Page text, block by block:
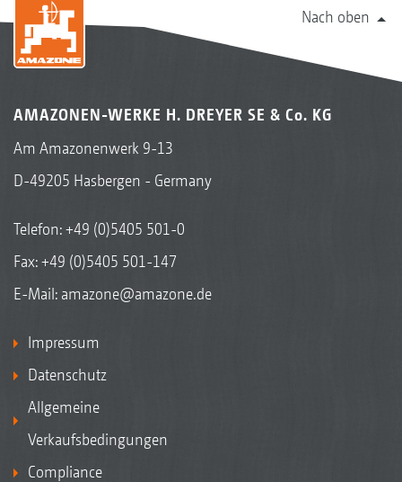
Nach oben
AMAZONEN-WERKE H. DREYER SE & Co. KG
Am Amazonenwerk 9-13
D-49205 Hasbergen - Germany
Telefon:+49 (0)5405 501-0
Fax: +49 (0)5405 501-147
E-Mail: amazone@amazone.de
Impressum
Datenschutz
Allgemeine
Verkaufsbedingungen
Compliance